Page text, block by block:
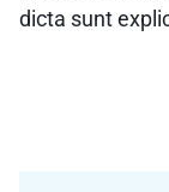
dicta sunt